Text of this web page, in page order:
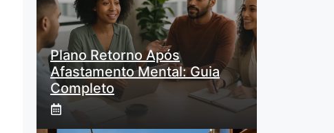
Plano Retorno Após
Afastamento Mental: Guia
Completo